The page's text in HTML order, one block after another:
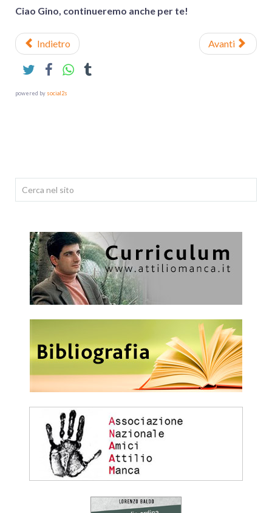
Ciao Gino, continueremo anche per te!
Indietro Avanti
powered by social2s
Cerca...